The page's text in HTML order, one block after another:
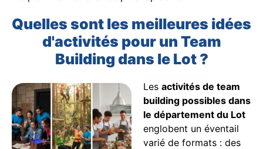
Quelles sont les meilleures idées
d'activités pour un Team
Building dans le Lot ?
Les activités de team
building possibles dans
le département du Lot
englobent un éventail
varié de formats : des